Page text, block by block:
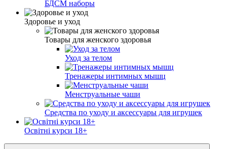
БДСМ наборы
Здоровье и уход
Товары для женского здоровья
Уход за телом
Тренажеры интимных мышц
Менструальные чаши
Средства по уходу и аксессуары для игрушек
Освітні курси 18+